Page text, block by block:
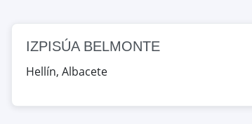
IZPISÚA BELMONTE
Hellín, Albacete